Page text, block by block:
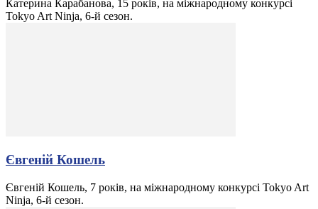
Катерина Карабанова, 15 років, на міжнародному конкурсі
Tokyo Art Ninja, 6-й сезон.
Євгеній Кошель
Євгеній Кошель, 7 років, на міжнародному конкурсі Tokyo Art
Ninja, 6-й сезон.